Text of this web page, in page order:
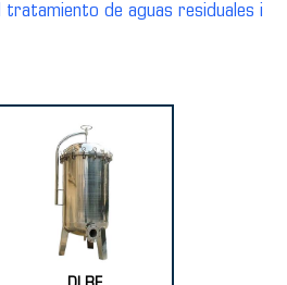
de aguas residuales i